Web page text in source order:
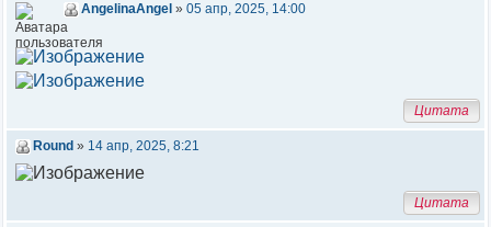
AngelinaAngel » 05 апр, 2025, 14:00
Цитата
Round » 14 апр, 2025, 8:21
Цитата